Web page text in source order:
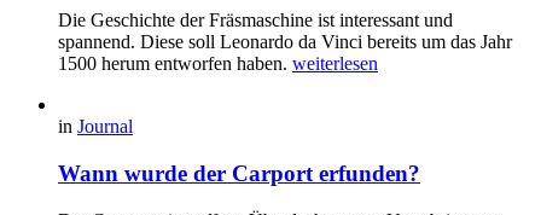
Die Geschichte der Fräsmaschine ist interessant und
spannend. Diese soll Leonardo da Vinci bereits um das Jahr
1500 herum entworfen haben. weiterlesen
in Journal
Wann wurde der Carport erfunden?